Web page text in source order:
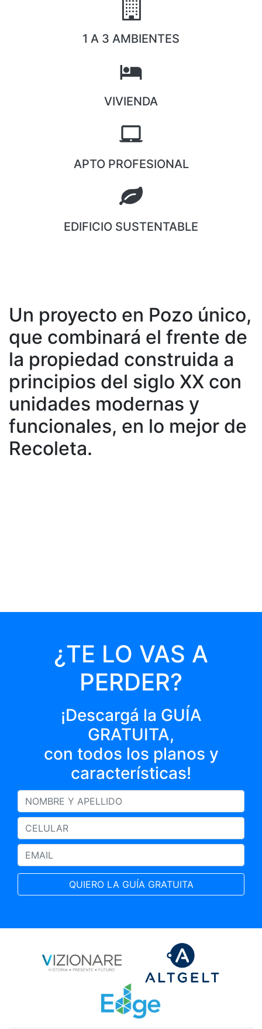
1 A 3 AMBIENTES
VIVIENDA
APTO PROFESIONAL
EDIFICIO SUSTENTABLE
Un proyecto en Pozo único,
que combinará el frente de
la propiedad construida a
principios del siglo XX con
unidades modernas y
funcionales, en lo mejor de
Recoleta.
¿TE LO VAS A
PERDER?
¡Descargá la GUÍA
GRATUITA,
con todos los planos y
características!